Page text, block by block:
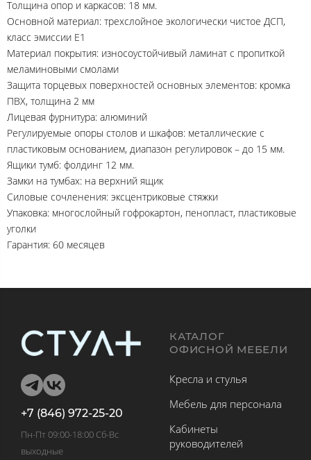
Толщина опор и каркасов: 18 мм.
Основной материал: трехслойное экологически чистое ДСП,
класс эмиссии Е1
Материал покрытия: износоустойчивый ламинат с пропиткой
меламиновыми смолами
Защита торцевых поверхностей основных элементов: кромка
ПВХ, толщина 2 мм
Лицевая фурнитура: алюминий
Регулируемые опоры столов и шкафов: металлические с
пластиковым основанием, диапазон регулировок – до 15 мм.
Ящики тумб: фолдинг 12 мм.
Замки на тумбах: на верхний ящик
Силовые сочленения: эксцентриковые стяжки
Упаковка: многослойный гофрокартон, пенопласт, пластиковые
уголки
Гарантия: 60 месяцев
+7 (846) 972-25-20
Пн-Пт 09:00-18:00 Сб-Вс
выходные
КАТАЛОГ
ОФИСНОЙ МЕБЕЛИ
Кресла и стулья
Мебель для персонала
Кабинеты
руководителей